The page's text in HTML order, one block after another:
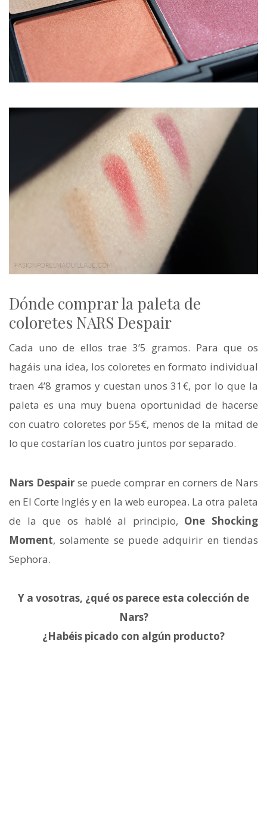
Dónde comprar la paleta de
coloretes NARS Despair
Cada uno de ellos trae 3’5 gramos. Para que os
hagáis una idea, los coloretes en formato individual
traen 4’8 gramos y cuestan unos 31€, por lo que la
paleta es una muy buena oportunidad de hacerse
con cuatro coloretes por 55€, menos de la mitad de
lo que costarían los cuatro juntos por separado.
Nars Despair se puede comprar en corners de Nars
en El Corte Inglés y en la web europea. La otra paleta
de la que os hablé al principio, One Shocking
Moment, solamente se puede adquirir en tiendas
Sephora.
Y a vosotras, ¿qué os parece esta colección de
Nars?
¿Habéis picado con algún producto?